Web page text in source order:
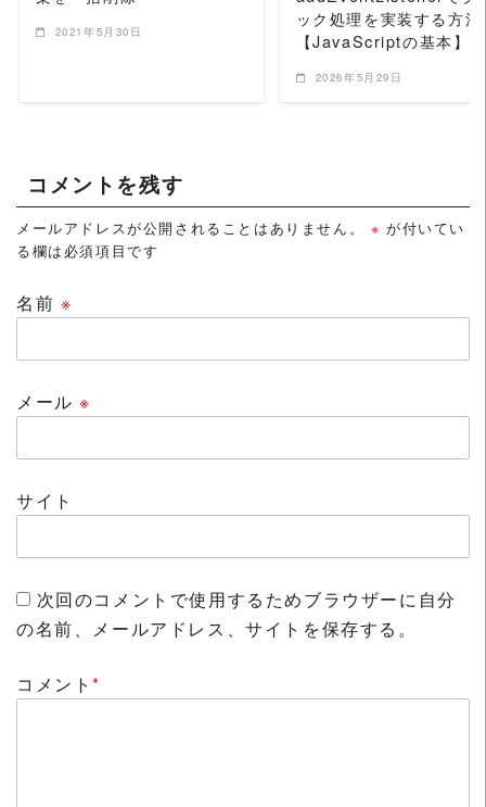
2021年5月30日
ック処理を実装する方法
【JavaScriptの基本】
2026年5月29日
コメントを残す
メールアドレスが公開されることはありません。 ※ が付いてい
る欄は必須項目です
名前 ※
メール※
サイト
次回のコメントで使用するためブラウザーに自分
の名前、メールアドレス、サイトを保存する。
コメント*